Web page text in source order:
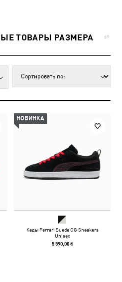
ТОВАРЫ РАЗМЕРА
69
НОВИНКА
Кеды Ferrari Suede OG Sneakers
Unisex
5 590,00 ₴